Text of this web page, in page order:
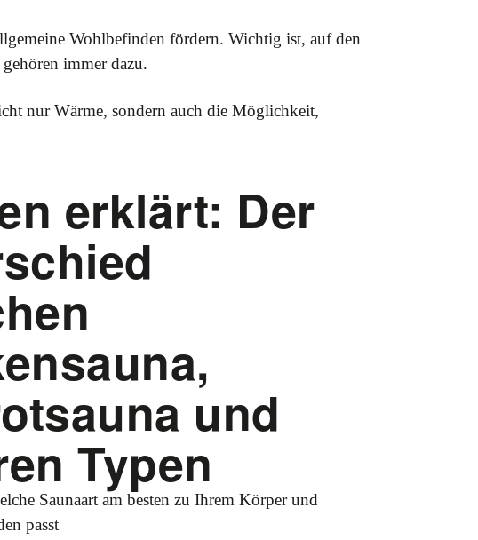
Wohlbefinden fördern. Wichtig ist, auf den
immer dazu.
nur Wärme, sondern auch die Möglichkeit,
erklärt: Der
und
Typen
Saunaart am besten zu Ihrem Körper und
passt